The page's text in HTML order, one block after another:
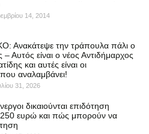
14, 2014
Ανακάτεψε την τράπουλα πάλι ο
Αυτός είναι ο νέος Αντιδήμαρχος
και αυτές είναι οι
αναλαμβάνει!
31, 2026
δικαιούνται επιδότηση
ευρώ και πώς μπορούν να